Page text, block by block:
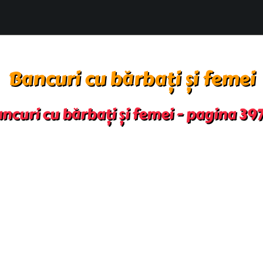
Bancuri cu bărbați și femei
cu bărbați și femei - pagina